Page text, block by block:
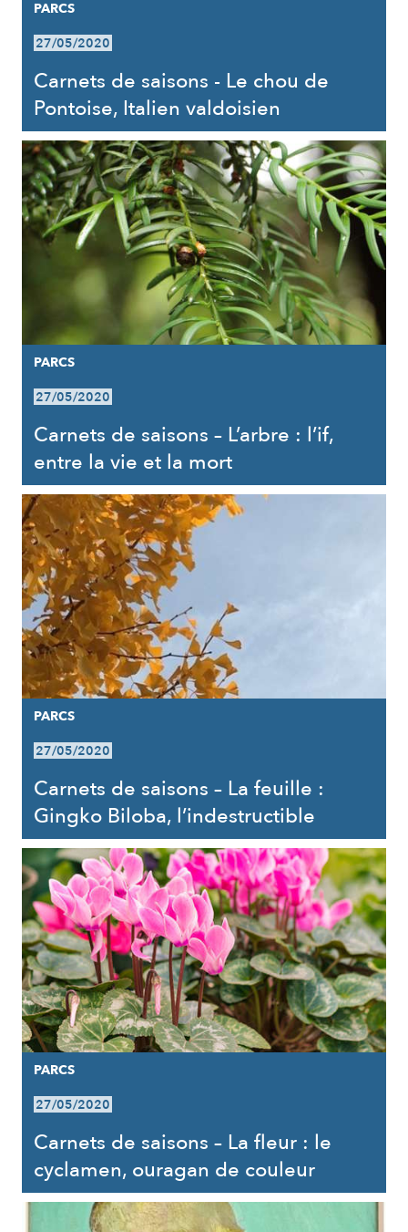
PARCS
27/05/2020
Carnets de saisons - Le chou de
Pontoise, Italien valdoisien
PARCS
27/05/2020
Carnets de saisons – L’arbre : l’if,
entre la vie et la mort
PARCS
27/05/2020
Carnets de saisons – La feuille :
Gingko Biloba, l’indestructible
PARCS
27/05/2020
Carnets de saisons – La fleur : le
cyclamen, ouragan de couleur